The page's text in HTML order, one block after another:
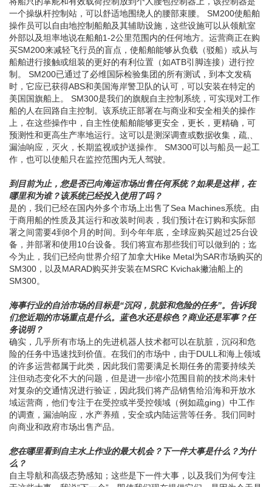
将船只的掌舵和有效载荷控制放到个人腰包控制器上，该控制器是
一个操纵杆控制站，可以舒适地围绕人的腰部束腰。 SM200使船舶
操作员可以自由地控制船舶及其辅助设施，这些设施可以从领航室
外部以及坦率地说在船舶1-2公里范围内的任何地方。运营商正在购
买SM200来减轻飞行员的盲点，使船舶能够从负载（驳船）或从与
船舶进行接触或组装的更好的有利位置（如ATB引脚连接）进行控
制。 SM200已通过了必维国际检验集团的所有测试，到本文发稿
时，它应已获得ABS和美国海岸警卫队的认可，可以安装在特定的
美国国旗船上。 SM300是我们的旗舰自主控制系统，可实现对工作
船的人在回路自主控制。该系统正部署在与商业和安全相关的操作
上，在这些操作中，自主性使船舶能够更安全，更长，更精确，可
预测性和更高生产率地运行。这可以是测深调查或数据收集，疏,、
漏油响应，灭火，长期监视或护送操作。 SM300可以与船员一起工
作，也可以使船只在监控范围内无人驾驶。
到目前为止，您是否已向海运市场出售任何系统？如果是这样，在
哪里和为谁？该系统已经投入使用了吗？
是的，我们已经在国内外多个市场上出售了Sea Machines系统。由
于商用船的性质及其运行和改装时间表，我们预计在订购和实际部
署之间需要4到8个月的时间。到今年年底，全球应购买超过25台设
备，并部署和使用10台设备。我们将宣布那些我们可以做到的；迄
今为止，我们已经向世界介绍了加拿大Hike Metal为SAR市场购买的
SM300，以及MARAD购买并安装在MSRC Kvichak撇油船上的
SM300。
海事行业的自治市场的目标是“沉闷，肮脏和危险的任务”。告诉我
们您近期的市场重点是什么。蓝色水还是棕色？商业还是军事？任
务说明？
确实，几乎所有市场上的先进机器人技术都可以在肮脏，沉闷和危
险的任务中迅速找到价值。在我们的市场中，由于DULL和海上领域
的许多运营都属于此类，因此我们需要满足长期任务的需要持续关
注但动态变化不大的问题，但是进一步缩小范围目前的技术尚未针
对复杂的交通情况进行验证，因此我们将产品销售给沿海和开放水
域运营商，他们专注于在受控或半受控领域（例如疏ging）中工作
的调查，漏油响应，水产养殖，安全或内陆运营等任务。我们同时
向商业和政府市场出售产品。
您在哪里看到自主水上作业的最大机会？下一件大事是什么？为什
么？
自主导航和高级态势感知；这些是下一件大事，以及我们为何专注